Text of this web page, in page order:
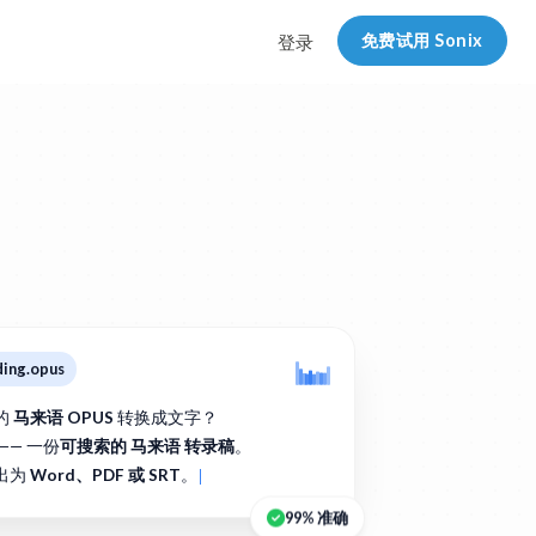
登录 免费试用 Sonix
马来语 OPUS 转换成文字？
一份可搜索的 马来语 转录稿。
为 Word、PDF 或 SRT。
99% 准确